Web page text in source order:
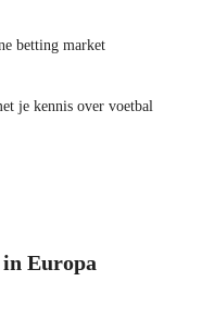
betting market
je kennis over voetbal
Europa